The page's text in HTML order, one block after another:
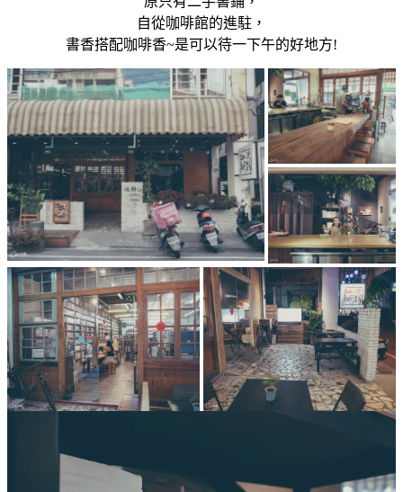
自從咖啡館的進駐，
書香搭配咖啡香~是可以待一下午的好地方!